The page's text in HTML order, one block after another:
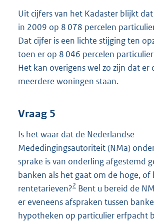
Uit cijfers van het Kadaster blijkt
in 2009 op 8 078 percelen
Dat cijfer is een lichte stijging ten
toen er op 8 046 percelen
Het kan overigens wel zo zijn dat er
meerdere woningen staan.
Vraag 5
Is het waar dat de Nederlandse
Mededingingsautoriteit (NMa)
sprake is van onderling afgestemd
banken als het gaat om de hoge, of
rentetarieven?2 Bent u bereid de
er eveneens afspraken tussen
hypotheken op particulier erfpacht